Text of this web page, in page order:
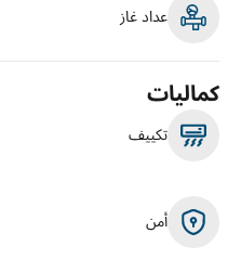
عداد غاز
كماليات
تكييف
أمن